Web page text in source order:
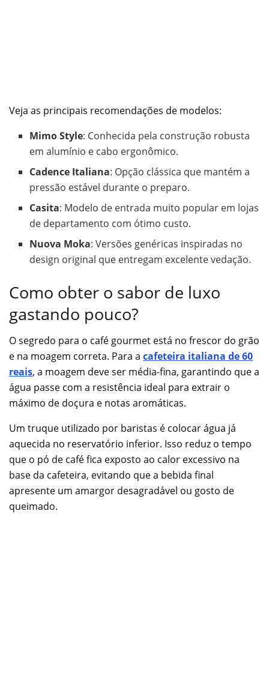
Veja as principais recomendações de modelos:
Mimo Style: Conhecida pela construção robusta
em alumínio e cabo ergonômico.
Cadence Italiana: Opção clássica que mantém a
pressão estável durante o preparo.
Casita: Modelo de entrada muito popular em lojas
de departamento com ótimo custo.
Nuova Moka: Versões genéricas inspiradas no
design original que entregam excelente vedação.
Como obter o sabor de luxo
gastando pouco?
O segredo para o café gourmet está no frescor do grão
e na moagem correta. Para a cafeteira italiana de 60
reais, a moagem deve ser média-fina, garantindo que a
água passe com a resistência ideal para extrair o
máximo de doçura e notas aromáticas.
Um truque utilizado por baristas é colocar água já
aquecida no reservatório inferior. Isso reduz o tempo
que o pó de café fica exposto ao calor excessivo na
base da cafeteira, evitando que a bebida final
apresente um amargor desagradável ou gosto de
queimado.